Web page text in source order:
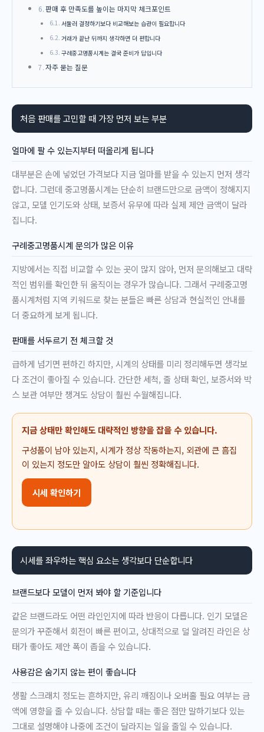
판매 후 만족도를 높이는 마지막 체크포인트
서둘러 결정하기보다 비교해보는 습관이 필요합니다
거래가 끝난 뒤까지 생각하면 더 편합니다
구례중고명품시계는 결국 준비가 답입니다
자주 묻는 질문
처음 판매를 고민할 때 가장 먼저 보는 부분
얼마에 팔 수 있는지부터 떠올리게 됩니다
대부분은 손에 넣었던 가격보다 지금 얼마를 받을 수 있는지 먼저 생각
합니다. 그런데 중고명품시계는 단순히 브랜드만으로 금액이 정해지지
않고, 모델 인기도와 상태, 보증서 유무에 따라 실제 제안 금액이 달라
집니다.
구례중고명품시계 문의가 많은 이유
지방에서는 직접 비교할 수 있는 곳이 많지 않아, 먼저 문의해보고 대략
적인 범위를 확인한 뒤 움직이는 경우가 많습니다. 그래서 구례중고명
품시계처럼 지역 키워드로 찾는 분들은 빠른 상담과 현실적인 안내를
더 중요하게 보게 됩니다.
판매를 서두르기 전 체크할 것
급하게 넘기면 편하긴 하지만, 시계의 상태를 미리 정리해두면 생각보
다 조건이 좋아질 수 있습니다. 간단한 세척, 줄 상태 확인, 보증서와 박
스 보관 여부만 챙겨도 상담이 훨씬 수월해집니다.
지금 상태만 확인해도 대략적인 방향을 잡을 수 있습니다.
구성품이 남아 있는지, 시계가 정상 작동하는지, 외관에 큰 흠집
이 있는지 정도만 알아도 상담이 훨씬 정확해집니다.
시세 확인하기
시세를 좌우하는 핵심 요소는 생각보다 단순합니다
브랜드보다 모델이 먼저 봐야 할 기준입니다
같은 브랜드라도 어떤 라인인지에 따라 반응이 다릅니다. 인기 모델은
문의가 꾸준해서 회전이 빠른 편이고, 상대적으로 덜 알려진 라인은 상
태가 좋아도 제안 폭이 좁을 수 있습니다.
사용감은 숨기지 않는 편이 좋습니다
생활 스크래치 정도는 흔하지만, 유리 깨짐이나 오버홀 필요 여부는 금
액에 영향을 줄 수 있습니다. 상담할 때는 좋은 점만 말하기보다 있는
그대로 설명해야 나중에 조건이 달라지는 일을 줄일 수 있습니다.